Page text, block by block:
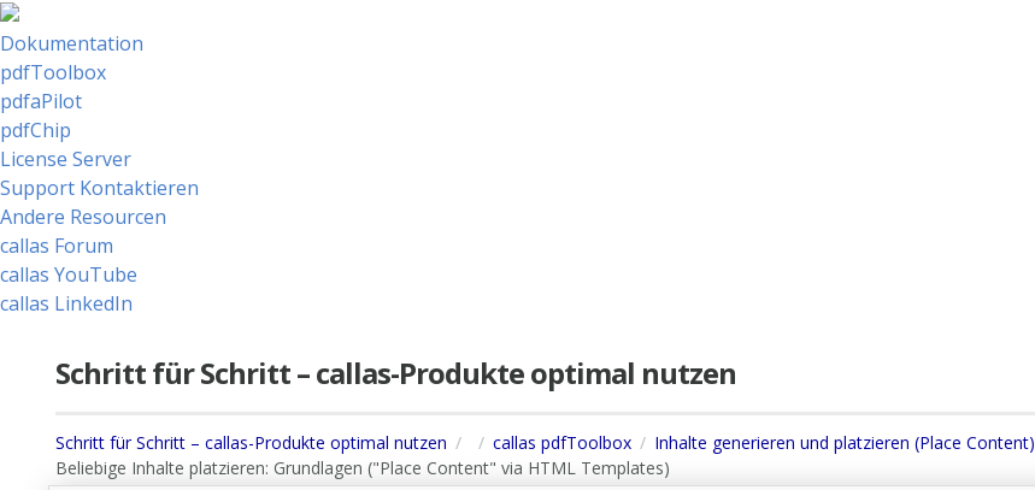
Dokumentation
pdfToolbox
pdfaPilot
pdfChip
License Server
Support Kontaktieren
Andere Resourcen
callas Forum
callas YouTube
callas LinkedIn
Schritt für Schritt – callas-Produkte optimal nutzen
Schritt für Schritt – callas-Produkte optimal nutzen callas pdfToolbox
Inhalte generieren und platzieren (Place Content)
Beliebige Inhalte platzieren: Grundlagen ("Place Content" via HTML Templates)